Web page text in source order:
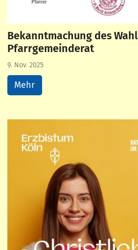
Bekanntmachung des
Pfarrgemeinderat
9. Nov. 2025
Mehr